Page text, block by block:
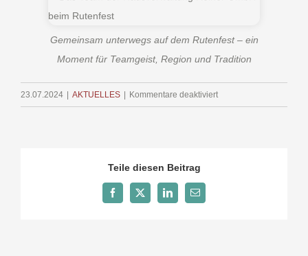
Gemeinsam unterwegs auf dem Rutenfest – ein
Moment für Teamgeist, Region und Tradition
23.07.2024 | AKTUELLES | Kommentare deaktiviertfür
Heute
Teile diesen Beitrag
Facebook
X LinkedIn
E-
Mail